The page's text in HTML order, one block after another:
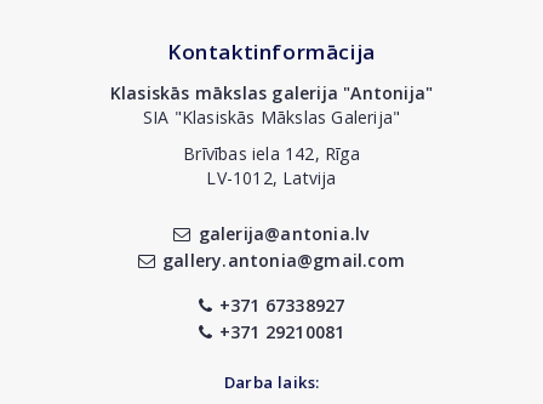
Kontaktinformācija
Klasiskās mākslas galerija "Antonija"
SIA "Klasiskās Mākslas Galerija"
Brīvības iela 142, Rīga
LV-1012, Latvija
galerija@antonia.lv
gallery.antonia@gmail.com
+371 67338927
+371 29210081
Darba laiks: